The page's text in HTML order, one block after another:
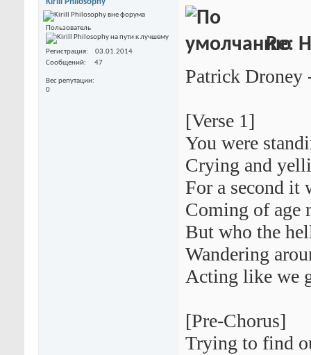
Пользователь
Регистрация
03.01.2014
Сообщений
47
Вес репутации
0
Re:
Patrick Droney
[Verse 1]
You were
Crying and
For a second it
Coming of age
But who the
Wandering
Acting like we
[Pre-Chorus]
Trying to find